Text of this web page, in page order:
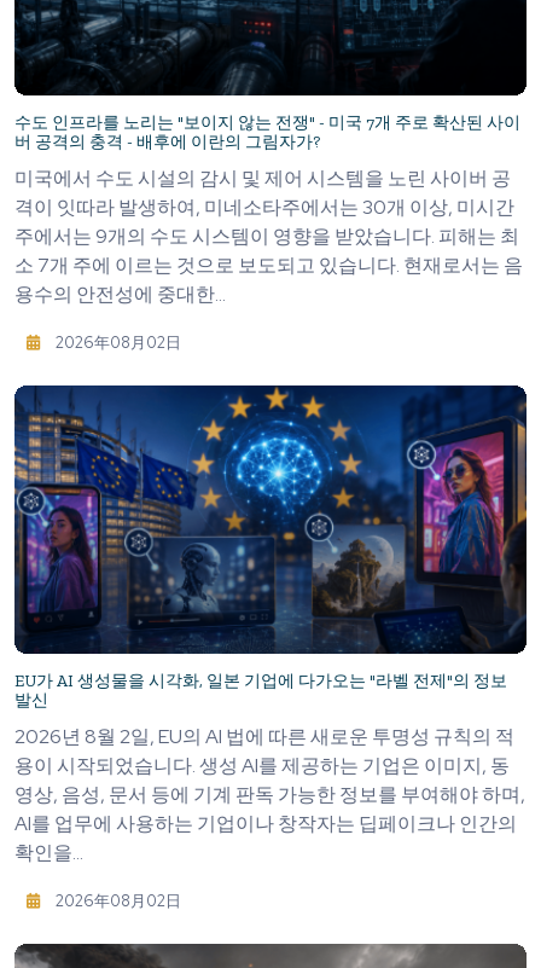
수도 인프라를 노리는 "보이지 않는 전쟁" - 미국 7개 주로 확산된 사이
버 공격의 충격 - 배후에 이란의 그림자가?
미국에서 수도 시설의 감시 및 제어 시스템을 노린 사이버 공
격이 잇따라 발생하여, 미네소타주에서는 30개 이상, 미시간
주에서는 9개의 수도 시스템이 영향을 받았습니다. 피해는 최
소 7개 주에 이르는 것으로 보도되고 있습니다. 현재로서는 음
용수의 안전성에 중대한...
2026年08月02日
EU가 AI 생성물을 시각화, 일본 기업에 다가오는 "라벨 전제"의 정보
발신
2026년 8월 2일, EU의 AI 법에 따른 새로운 투명성 규칙의 적
용이 시작되었습니다. 생성 AI를 제공하는 기업은 이미지, 동
영상, 음성, 문서 등에 기계 판독 가능한 정보를 부여해야 하며,
AI를 업무에 사용하는 기업이나 창작자는 딥페이크나 인간의
확인을...
2026年08月02日